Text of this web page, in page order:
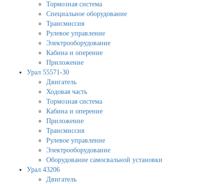
Тормозная система
Специальное оборудование
Трансмиссия
Рулевое управление
Электрооборудование
Кабина и оперение
Приложение
Урал 55571-30
Двигатель
Ходовая часть
Тормозная система
Кабина и оперение
Приложение
Трансмиссия
Рулевое управление
Электрооборудование
Оборудование самосвальной установки
Урал 43206
Двигатель